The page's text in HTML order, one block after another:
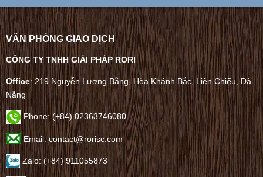
VĂN PHÒNG GIAO DỊCH
CÔNG TY TNHH GIẢI PHÁP RORI
Office: 219 Nguyễn Lương Bằng, Hòa Khánh Bắc, Liên Chiểu, Đà
Nẵng
Phone:(+84) 02363746080
Email: contact@rorisc.com
Zalo: (+84) 911055873